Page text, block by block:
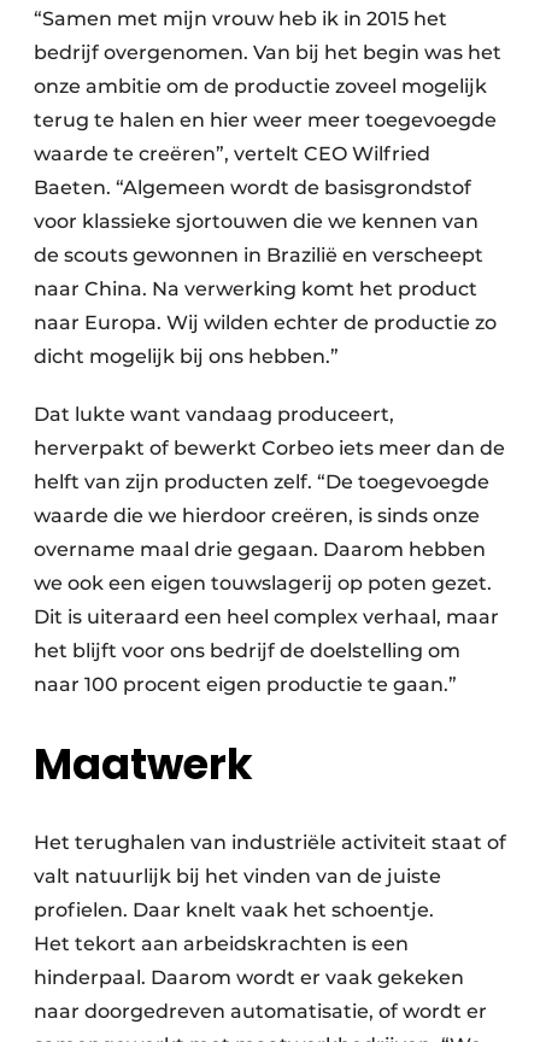
“Samen met mijn vrouw heb ik in 2015 het
bedrijf overgenomen. Van bij het begin was het
onze ambitie om de productie zoveel mogelijk
terug te halen en hier weer meer toegevoegde
waarde te creëren”, vertelt CEO Wilfried
Baeten. “Algemeen wordt de basisgrondstof
voor klassieke sjortouwen die we kennen van
de scouts gewonnen in Brazilië en verscheept
naar China. Na verwerking komt het product
naar Europa. Wij wilden echter de productie zo
dicht mogelijk bij ons hebben.”
Dat lukte want vandaag produceert,
herverpakt of bewerkt Corbeo iets meer dan de
helft van zijn producten zelf. “De toegevoegde
waarde die we hierdoor creëren, is sinds onze
overname maal drie gegaan. Daarom hebben
we ook een eigen touwslagerij op poten gezet.
Dit is uiteraard een heel complex verhaal, maar
het blijft voor ons bedrijf de doelstelling om
naar 100 procent eigen productie te gaan.”
Maatwerk
Het terughalen van industriële activiteit staat of
valt natuurlijk bij het vinden van de juiste
profielen. Daar knelt vaak het ­schoentje.
Het tekort aan arbeidskrachten is een
hinderpaal. Daarom wordt er vaak gekeken
naar doorgedreven automatisatie, of wordt er